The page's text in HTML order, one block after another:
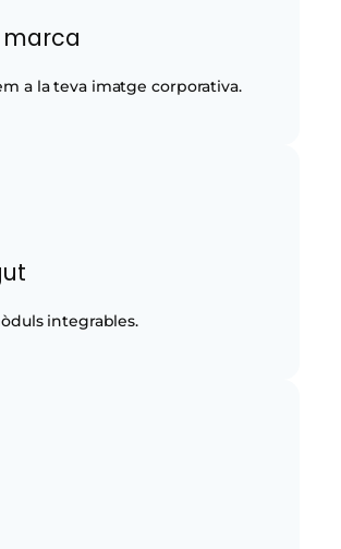
marca
a la teva imatge corporativa.
integrables.